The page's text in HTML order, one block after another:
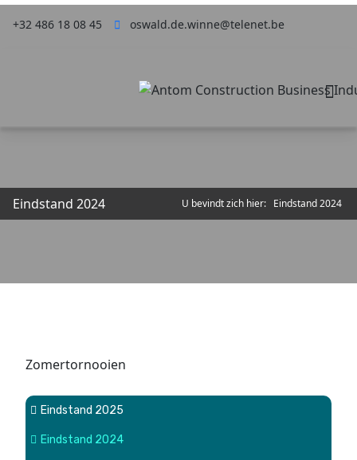
+32 486 18 08 45 oswald.de.winne@telenet.be
Eindstand 2024 U bevindt zich hier: Eindstand 2024
Zomertornooien
Eindstand 2025
Eindstand 2024